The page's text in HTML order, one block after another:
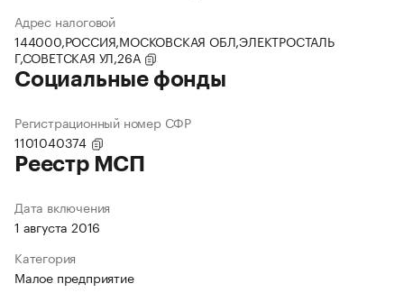
Адрес налоговой
144000,РОССИЯ,МОСКОВСКАЯ ОБЛ,ЭЛЕКТРОСТАЛЬ
Г,СОВЕТСКАЯ УЛ,26А
Социальные фонды
Регистрационный номер СФР
1101040374
Реестр МСП
Дата включения
1 августа 2016
Категория
Малое предприятие